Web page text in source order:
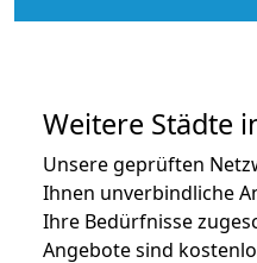
Weitere Städte
Unsere geprüften
Ihnen unverbindliche
Ihre Bedürfnisse
Angebote sind